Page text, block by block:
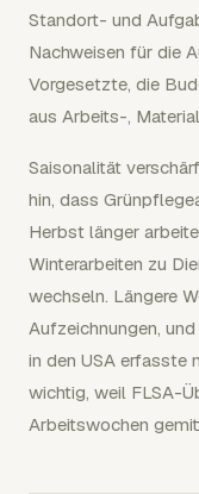
Standort- und
Nachweisen für die
Vorgesetzte, die
aus Arbeits-,
Saisonalität
hin, dass
Herbst länger
Winterarbeiten zu
wechseln. Längere
Aufzeichnungen,
in den USA erfasste
wichtig, weil FLSA-
Arbeitswochen